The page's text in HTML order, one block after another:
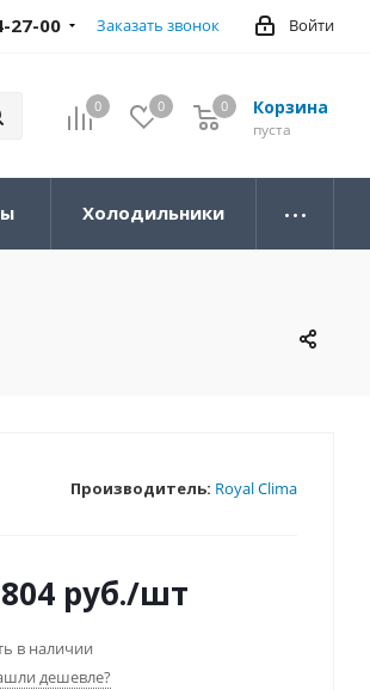
Войти
27-00 Заказать звонок
0 0 Корзина
0
пуста
0
Холодильники
Производитель: Royal Clima
руб./шт
в наличии
дешевле?